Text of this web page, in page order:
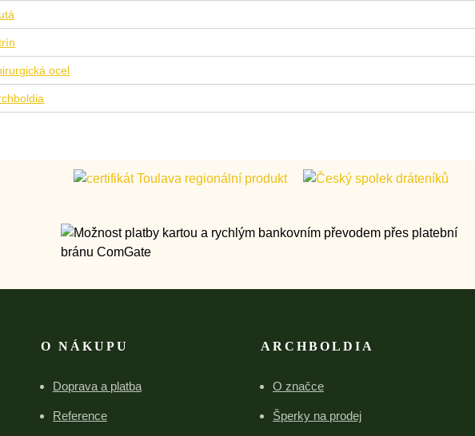
ocel
O NÁKUPU
Doprava a platba
Reference
ARCHBOLDIA
O značce
Šperky na prodej